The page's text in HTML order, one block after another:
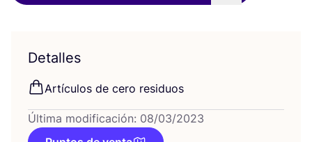
Detalles
Artícu­los de cero residuos
Última modificación: 08/03/2023